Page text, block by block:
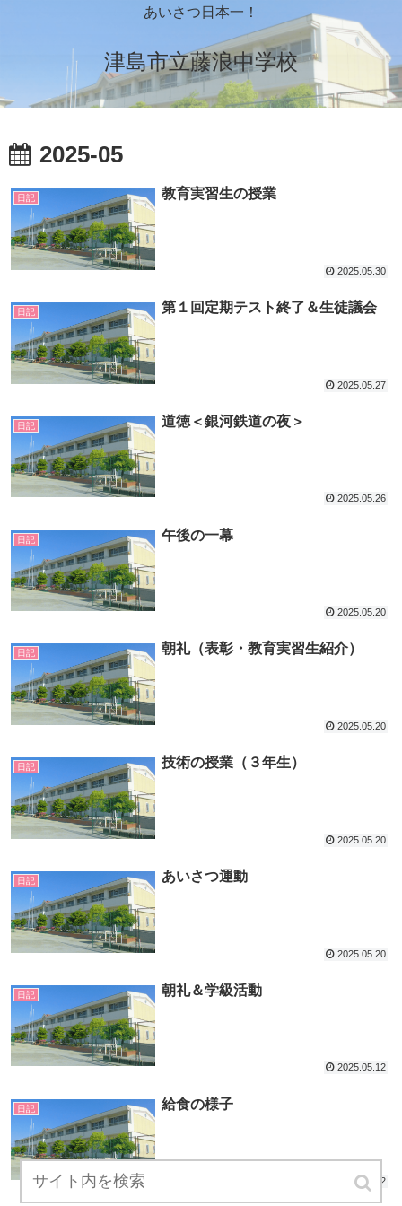
あいさつ日本一！
津島市立藤浪中学校
2025-05
日記 教育実習生の授業
2025.05.30
日記 第１回定期テスト終了＆生徒議会
2025.05.27
日記 道徳＜銀河鉄道の夜＞
2025.05.26
日記 午後の一幕
2025.05.20
日記 朝礼（表彰・教育実習生紹介）
2025.05.20
日記 技術の授業（３年生）
2025.05.20
日記 あいさつ運動
2025.05.20
日記 朝礼＆学級活動
2025.05.12
日記 給食の様子
2025.05.02